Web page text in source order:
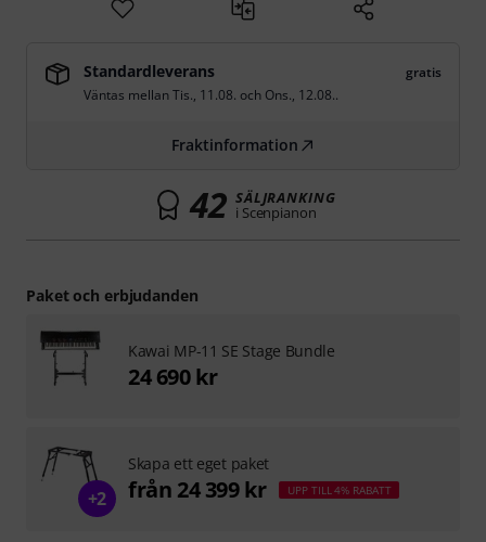
Standardleverans
gratis
Väntas mellanTis., 11.08. och Ons., 12.08..
Fraktinformation
42 SÄLJRANKING
i Scenpianon
Paket och erbjudanden
Kawai MP-11 SE Stage Bundle
24 690 kr
+2
Skapa ett eget paket
från 24 399 kr UPP TILL 4% RABATT